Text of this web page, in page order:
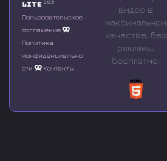
s
o
n
d
Lite 2.8.5
Пользовательское
соглашение
Политика
конфиденциально
сти
Контакты
видео в
максимальном
качестве, без
рeкламы,
бесплатно.